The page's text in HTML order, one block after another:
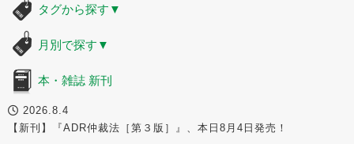
タグから探す ▼
月別で探す ▼
本・雑誌 新刊
2026.8.4
【新刊】『ADR仲裁法［第３版］』、本日8月4日発売！